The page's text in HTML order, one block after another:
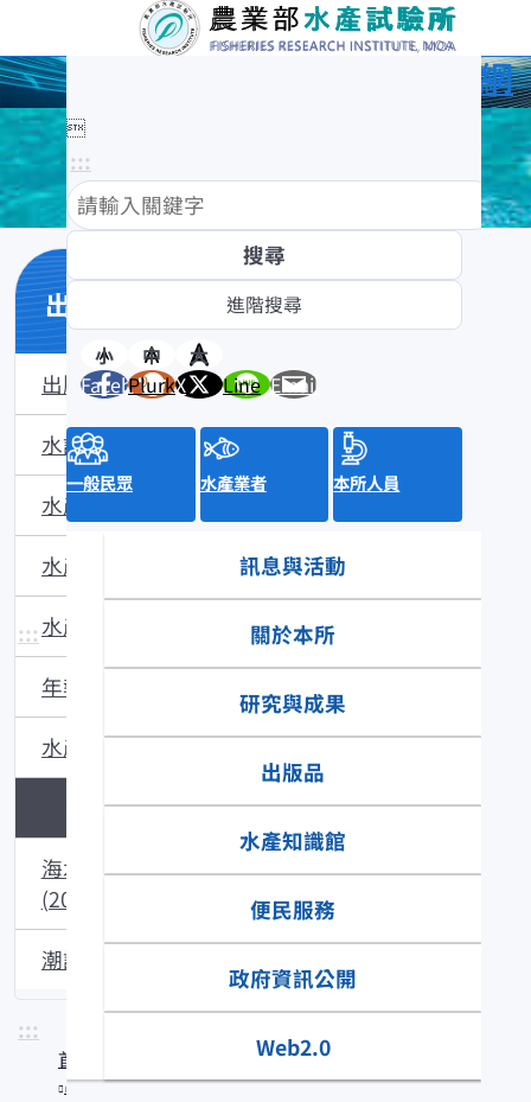
農業部水產試驗所全球資訊網

:::
小 中
大
Facebook
PlurkX Line Email
一般民眾 水產業者 本所人員
訊息與活動
關於本所
研究與成果
出版品
水產知識館
便民服務
政府資訊公開
Web2.0
:::
出版品
出版品一覽表
水試專訊(2003年創刊)
水產研究(1993年創刊)
水產試驗所特刊
水產試驗所技術手冊
年報
水產養殖魚介類圖說
試驗報告(1953~1991)
海水繁養殖研究
(2003~2006)
潮訊(1989~2002)
:::
首頁
出版品